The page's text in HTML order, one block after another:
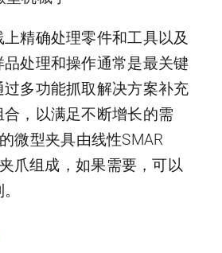
精确处理零件和工具以及
处理和操作通常是最关键
多功能抓取解决方案补充
，以满足不断增长的需
微型夹具由线性SMAR
爪组成，如果需要，可以